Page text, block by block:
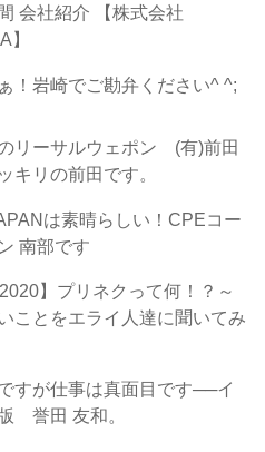
会社紹介 【株式会社
】
！岩崎でご勘弁ください^ ^;
リーサルウェポン (有)前田
リの前田です。
は素晴らしい！CPEコー
南部です
】プリネクって何！？～
ことをエライ人達に聞いてみ
すが仕事は真面目です──イ
誉田 友和。